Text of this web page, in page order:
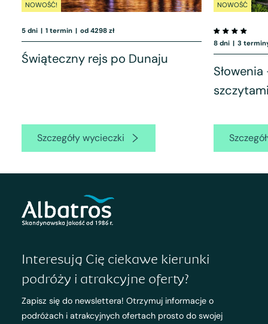
NOWOŚĆ!
5 dni | 1 termin | od 4298 zł
Świąteczny rejs po Dunaju
Szczegóły wycieczki
NOWOŚĆ
8 dni | 3
Interesują Cię ciekawe kierunki
podróży i atrakcyjne oferty?
Zapisz się do newslettera! Otrzymuj informacje o
podróżach i atrakcyjnych ofertach prosto do swojej